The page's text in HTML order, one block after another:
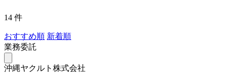
14 件
おすすめ順 新着順
業務委託
沖縄ヤクルト株式会社